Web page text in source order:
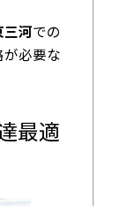
三河での
が必要な
最適